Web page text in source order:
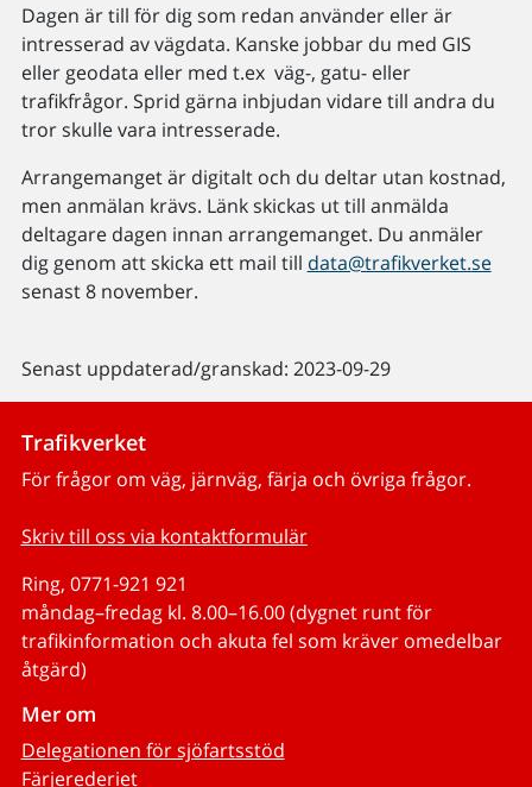
Dagen är till för dig som redan använder eller är
intresserad av vägdata. Kanske jobbar du med GIS
eller geodata eller med t.ex väg-, gatu- eller
trafikfrågor. Sprid gärna inbjudan vidare till andra du
tror skulle vara intresserade.
Arrangemanget är digitalt och du deltar utan kostnad,
men anmälan krävs. Länk skickas ut till anmälda
deltagare dagen innan arrangemanget. Du anmäler
dig genom att skicka ett mail till data@trafikverket.se
senast 8 november.
Senast uppdaterad/granskad: 2023-09-29
Trafikverket
För frågor om väg, järnväg, färja och övriga frågor.
Skriv till oss via kontaktformulär
Ring, 0771-921 921
måndag–fredag kl. 8.00–16.00 (dygnet runt för
trafikinformation och akuta fel som kräver omedelbar
åtgärd)
Mer om
Delegationen för sjöfartsstöd
Färjerederiet